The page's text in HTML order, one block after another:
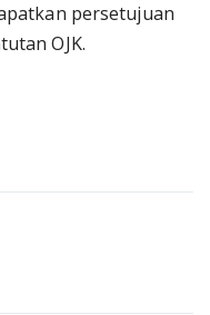
persetujuan
OJK.